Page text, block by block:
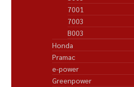
7001
7003
B003
Honda
Pramac
e-power
Greenpower